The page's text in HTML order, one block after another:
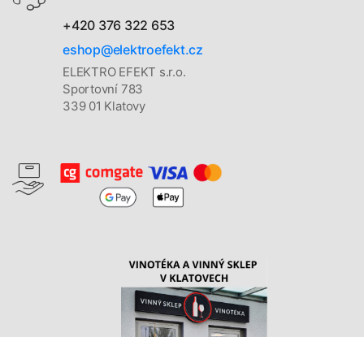
+420 376 322 653
eshop@elektroefekt.cz
ELEKTRO EFEKT s.r.o.
Sportovní 783
339 01 Klatovy